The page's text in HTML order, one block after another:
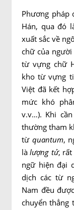
Phương pháp
Hán, qua đó
xuất sắc về
chữ của
từ vựng chữ
kho từ vựng
Việt đã kết
mức khó
v.v…). Khi
thường tham
từ quantum,
làlượng tử, rất
ngữ hiện đại
dịch các từ
Nam đều
chuyển thẳng